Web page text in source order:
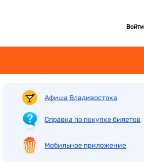
Войти
Афиша Владивостока
Справка по покупке билетов
Мобильное приложение